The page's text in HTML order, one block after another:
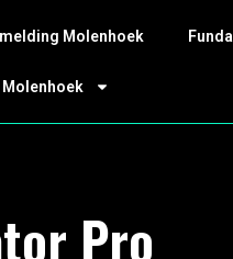
Molenhoek Funda
Pro